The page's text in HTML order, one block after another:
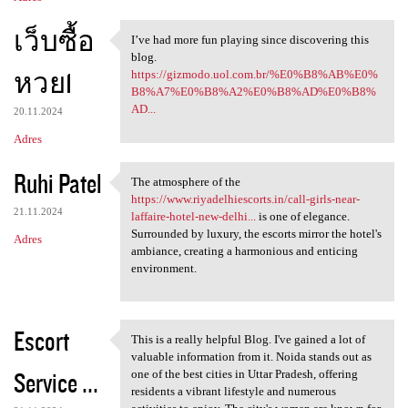
เว็บซื้อ
หวย1
20.11.2024
Adres
I’ve had more fun playing
I’ve had more fun playing since discovering this
blog.
https://gizmodo.uol.com.br/%E0%B8%AB%E0%
B8%A7%E0%B8%A2%E0%B8%AD%E0%B8%
AD...
Ruhi Patel
21.11.2024
Adres
The atmosphere of the https:
The atmosphere of the
https://www.riyadelhiescorts.in/call-girls-near-
laffaire-hotel-new-delhi...
is one of elegance.
Surrounded by luxury, the escorts mirror the hotel's
ambiance, creating a harmonious and enticing
environment.
Escort
Service ...
This is a really helpful Blog
This is a really helpful Blog. I've gained a lot of
valuable information from it. Noida stands out as
one of the best cities in Uttar Pradesh, offering
residents a vibrant lifestyle and numerous